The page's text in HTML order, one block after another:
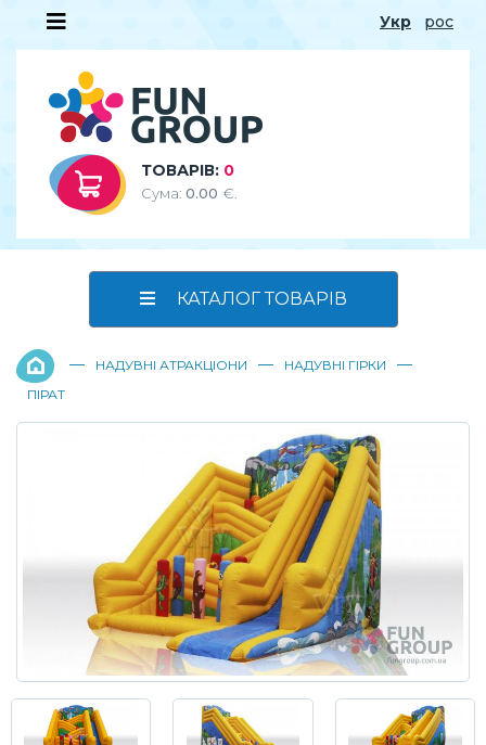
Укр рос
ТОВАРІВ: 0
Сума: 0.00 €.
КАТАЛОГ ТОВАРІВ
— НАДУВНІ АТРАКЦІОНИ — НАДУВНІ ГІРКИ —
ПІРАТ